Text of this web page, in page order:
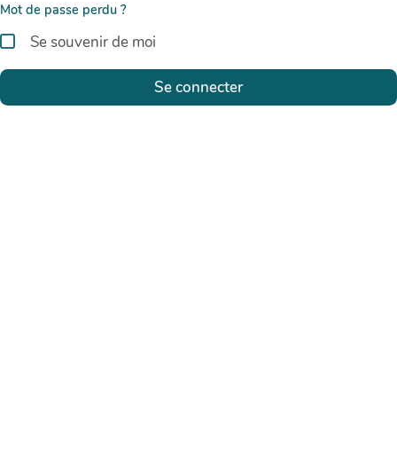
Mot de passe perdu ?
Se souvenir de moi
Se connecter